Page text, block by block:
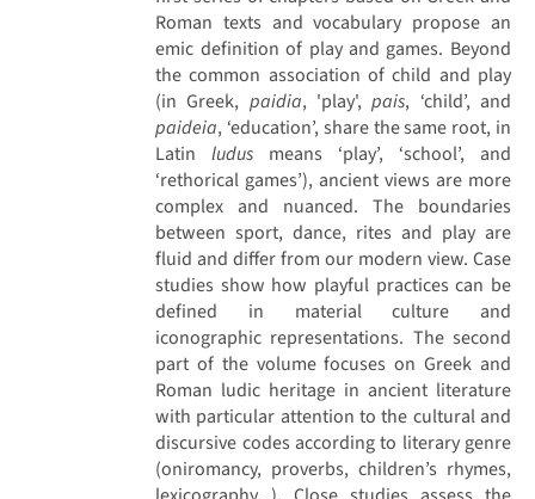
Roman texts and vocabulary propose an
emic definition of play and games. Beyond
the common association of child and play
(in Greek, paidia, 'play',pais, ‘child’, and
paideia, ‘education’, share the same root, in
Latinludus means ‘play’, ‘school’, and
‘rethorical games’), ancient views are more
complex and nuanced. The boundaries
between sport, dance, rites and play are
fluid and differ from our modern view. Case
studies show how playful practices can be
defined in material culture and
iconographic representations. The second
part of the volume focuses on Greek and
Roman ludic heritage in ancient literature
with particular attention to the cultural and
discursive codes according to literary genre
(oniromancy, proverbs, children’s rhymes,